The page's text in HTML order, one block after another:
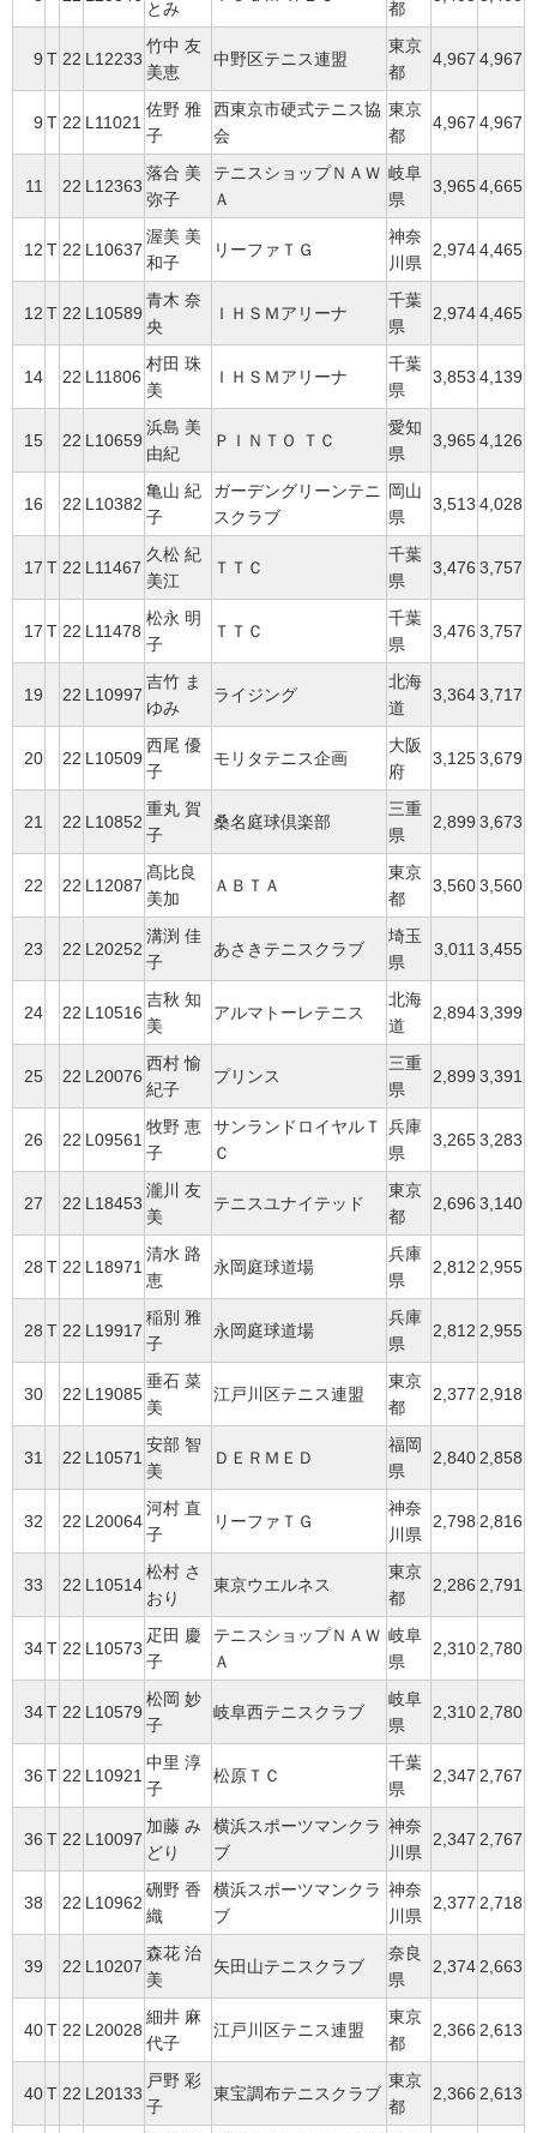
とみ 都
9 T 22 L12233
竹中 友
美恵
中野区テニス連盟
東京
都
4,967 4,967
9 T 22 L11021
佐野 雅
子
西東京市硬式テニス協
会
東京
都
4,967 4,967
11 22 L12363
落合 美
弥子
テニスショップＮＡＷ
Ａ
岐阜
県
3,9654,665
12 T 22 L10637
渥美 美
和子
リーファＴＧ
神奈
川県
2,9744,465
12 T 22 L10589
青木 奈
央
ＩＨＳＭアリーナ
千葉
県
2,9744,465
14 22 L11806
村田 珠
美
ＩＨＳＭアリーナ
千葉
県
3,853 4,139
15 22 L10659
浜島 美
由紀
ＰＩＮＴＯ ＴＣ
愛知
県
3,9654,126
16 22 L10382
亀山 紀
子
ガーデングリーンテニ
スクラブ
岡山
県
3,513 4,028
17 T 22 L11467
久松 紀
美江
ＴＴＣ
千葉
県
3,476 3,757
17 T 22 L11478
松永 明
子
ＴＴＣ
千葉
県
3,476 3,757
19 22 L10997
吉竹 ま
ゆみ
ライジング
北海
道
3,3643,717
20 22 L10509
西尾 優
子
モリタテニス企画
大阪
府
3,1253,679
21 22 L10852
重丸 賀
子
桑名庭球倶楽部
三重
県
2,899 3,673
22 22 L12087
髙比良
美加
ＡＢＴＡ
東京
都
3,5603,560
23 22 L20252
溝渕 佳
子
あさきテニスクラブ
埼玉
県
3,011 3,455
24 22 L10516
吉秋 知
美
アルマトーレテニス
北海
道
2,8943,399
25 22 L20076
西村 愉
紀子
プリンス
三重
県
2,899 3,391
26 22 L09561
牧野 恵
子
サンランドロイヤルＴ
Ｃ
兵庫
県
3,2653,283
27 22 L18453
瀧川 友
美
テニスユナイテッド
東京
都
2,696 3,140
28 T 22 L18971
清水 路
恵
永岡庭球道場
兵庫
県
2,812 2,955
28 T 22 L19917
稲別 雅
子
永岡庭球道場
兵庫
県
2,812 2,955
30 22 L19085
垂石 菜
美
江戸川区テニス連盟
東京
都
2,377 2,918
31 22 L10571
安部 智
美
ＤＥＲＭＥＤ
福岡
県
2,840 2,858
32 22 L20064
河村 直
子
リーファＴＧ
神奈
川県
2,798 2,816
33 22 L10514
松村 さ
おり
東京ウエルネス
東京
都
2,286 2,791
34T 22 L10573
疋田 慶
子
テニスショップＮＡＷ
Ａ
岐阜
県
2,310 2,780
34T 22 L10579
松岡 妙
子
岐阜西テニスクラブ
岐阜
県
2,310 2,780
36 T 22 L10921
中里 淳
子
松原ＴＣ
千葉
県
2,347 2,767
36 T 22 L10097
加藤 み
どり
横浜スポーツマンクラ
ブ
神奈
川県
2,347 2,767
38 22 L10962
硎野 香
織
横浜スポーツマンクラ
ブ
神奈
川県
2,377 2,718
39 22 L10207
森花 治
美
矢田山テニスクラブ
奈良
県
2,374 2,663
40T 22 L20028
細井 麻
代子
江戸川区テニス連盟
東京
都
2,366 2,613
40T 22 L20133
戸野 彩
子
東宝調布テニスクラブ
東京
都
2,366 2,613